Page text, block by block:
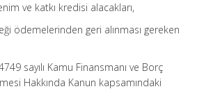
ve katkı kredisi alacakları,
ödemelerinden geri alınması gereken
sayılı Kamu Finansmanı ve Borç
Hakkında Kanun kapsamındaki